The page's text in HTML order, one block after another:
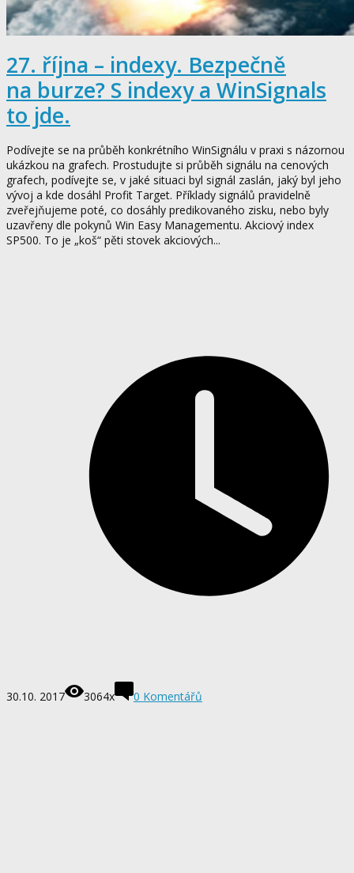
27. října – indexy. Bezpečně
na burze? S indexy a WinSignals
to jde.
Podívejte se na průběh konkrétního WinSignálu v praxi s názornou
ukázkou na grafech. Prostudujte si průběh signálu na cenových
grafech, podívejte se, v jaké situaci byl signál zaslán, jaký byl jeho
vývoj a kde dosáhl Profit Target. Příklady signálů pravidelně
zveřejňujeme poté, co dosáhly predikovaného zisku, nebo byly
uzavřeny dle pokynů Win Easy Managementu. Akciový index
SP500. To je „koš“ pěti stovek akciových...
30.10. 2017 3064x 0 Komentářů